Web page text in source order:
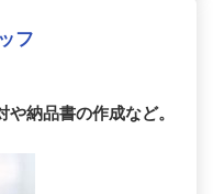
フ
納品書の作成など。